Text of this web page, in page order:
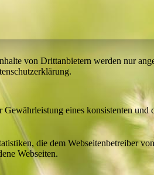
von Drittanbietern werden nur
eines konsistenten und
die dem Webseitenbetreiber
Webseiten.